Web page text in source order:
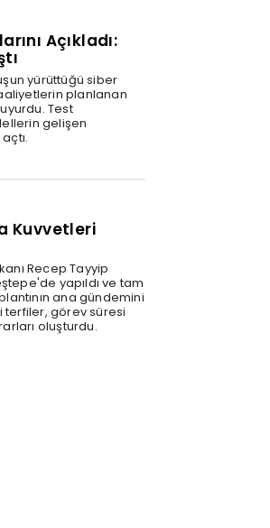
Açıkladı:
yürüttüğü siber
planlanan
Test
gelişen
Kuvvetleri
Recep Tayyip
yapıldı ve tam
ana gündemini
terfiler, görev süresi
oluşturdu.